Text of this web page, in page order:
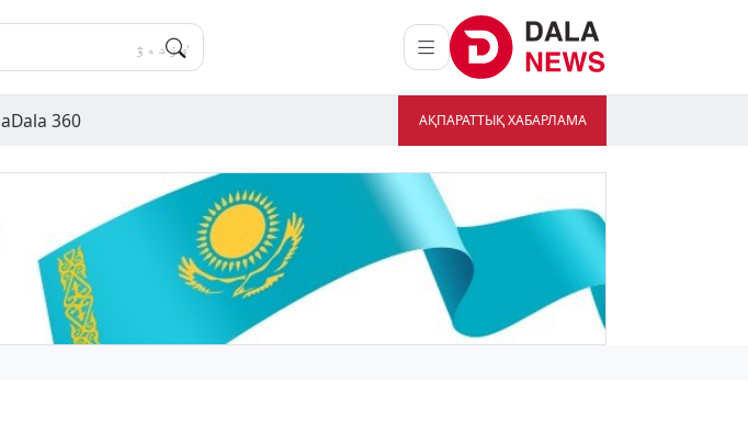
АҚПАРАТТЫҚ ХАБАРЛАМА
Dala 360